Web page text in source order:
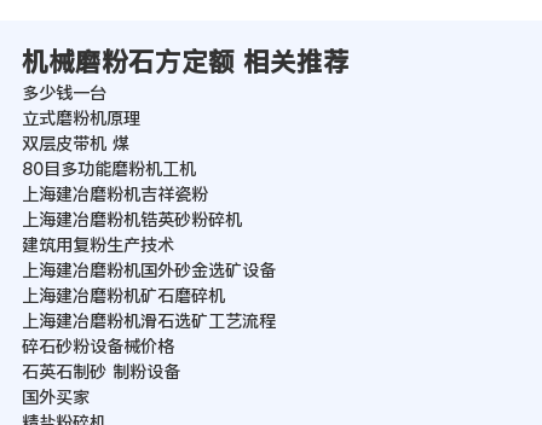
机械磨粉石方定额 相关推荐
多少钱一台
立式磨粉机原理
双层皮带机 煤
80目多功能磨粉机工机
上海建冶磨粉机吉祥瓷粉
上海建冶磨粉机锆英砂粉碎机
建筑用复粉生产技术
上海建冶磨粉机国外砂金选矿设备
上海建冶磨粉机矿石磨碎机
上海建冶磨粉机滑石选矿工艺流程
碎石砂粉设备械价格
石英石制砂 制粉设备
国外买家